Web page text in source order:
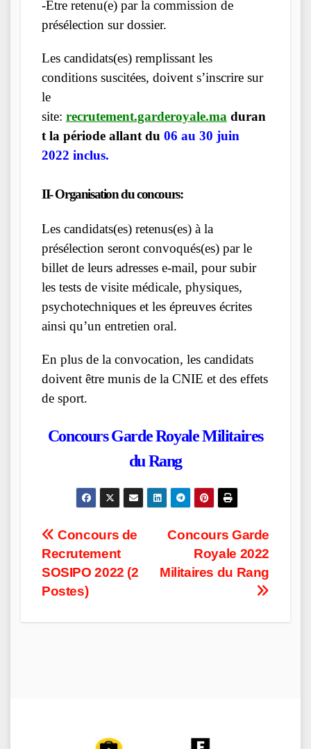
-Etre retenu(e) par la commission de
présélection sur dossier.
Les candidats(es) remplissant les
conditions suscitées, doivent s’inscrire sur
le
site: recrutement.garderoyale.ma duran
t la période allant du 06 au 30 juin
2022 inclus.
II- Organisation du concours:
Les candidats(es) retenus(es) à la
présélection seront convoqués(es) par le
billet de leurs adresses e-mail, pour subir
les tests de visite médicale, physiques,
psychotechniques et les épreuves écrites
ainsi qu’un entretien oral.
En plus de la convocation, les candidats
doivent être munis de la CNIE et des effets
de sport.
Concours Garde Royale Militaires
du Rang
Post
navigation
Concours Garde
Royale 2022
Militaires du Rang
Concours de
Recrutement
SOSIPO 2022 (2
Postes)